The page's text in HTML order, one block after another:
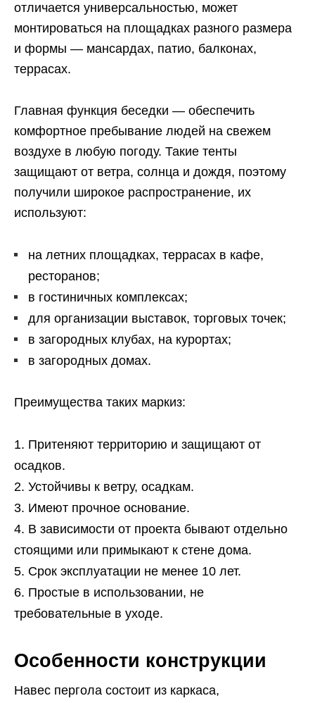
отличается универсальностью, может
монтироваться на площадках разного размера
и формы — мансардах, патио, балконах,
террасах.
Главная функция беседки — обеспечить
комфортное пребывание людей на свежем
воздухе в любую погоду. Такие тенты
защищают от ветра, солнца и дождя, поэтому
получили широкое распространение, их
используют:
на летних площадках, террасах в кафе,
ресторанов;
в гостиничных комплексах;
для организации выставок, торговых точек;
в загородных клубах, на курортах;
в загородных домах.
Преимущества таких маркиз:
Притеняют территорию и защищают от
осадков.
Устойчивы к ветру, осадкам.
Имеют прочное основание.
В зависимости от проекта бывают отдельно
стоящими или примыкают к стене дома.
Срок эксплуатации не менее 10 лет.
Простые в использовании, не
требовательные в уходе.
Особенности конструкции
Навес пергола состоит из каркаса,